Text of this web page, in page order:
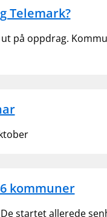
Telemark?
på oppdrag.
kommuner
startet allerede